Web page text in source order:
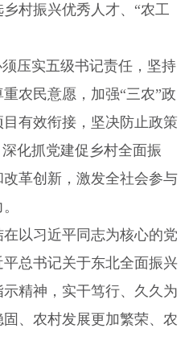
村振兴优秀人才、“农工
压实五级书记责任，坚持
农民意愿，加强“三农”政
有效衔接，坚决防止政策
化抓党建促乡村全面振
革创新，激发全社会参与
以习近平同志为核心的党
总书记关于东北全面振兴
精神，实干笃行、久久为
、农村发展更加繁荣、农